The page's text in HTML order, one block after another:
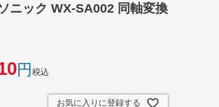
ニック WX-SA002 同軸変換
税込
お気に入りに登録する